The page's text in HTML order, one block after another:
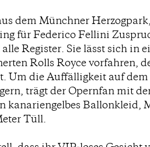
dem Münchner
für Federico Fellini
Register. Sie lässt sich in
Rolls Royce vorfahren,
Um die Auffälligkeit auf
trägt der Opernfan mit
kanariengelbes Ballonkleid,
Tüll.